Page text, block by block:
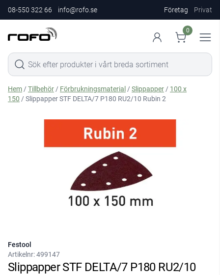
08-550 322 66 info@rofo.se Företag Privat
0
Hem /Tillbehör / Förbrukningsmaterial /Slippapper / 100 x
150 / Slippapper STF DELTA/7 P180 RU2/10 Rubin 2
Festool
Artikelnr:499147
Slippapper STF DELTA/7 P180 RU2/10